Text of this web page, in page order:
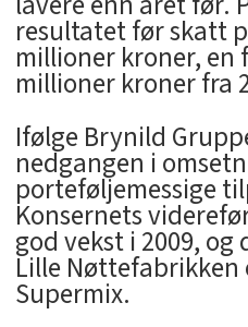
resultatet før skatt
millioner kroner, en
millioner kroner fra
Ifølge Brynild
nedgangen i
porteføljemessige
Konsernets
god vekst i 2009,
Lille Nøttefabrikken
Supermix.